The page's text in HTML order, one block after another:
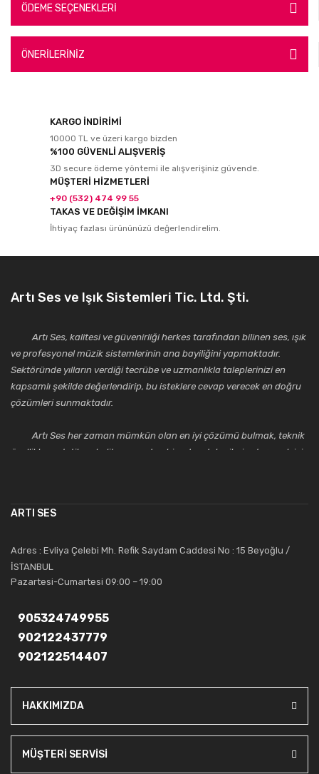
ÖDEME SEÇENEKLERİ
ÖNERİLERİNİZ
KARGO İNDİRİMİ
10000 TL ve üzeri kargo bizden
%100 GÜVENLİ ALIŞVERİŞ
3D secure ödeme yöntemi ile alışverişiniz güvende.
MÜŞTERİ HİZMETLERİ
+90 (532) 474 99 55
TAKAS VE DEĞİŞİM İMKANI
İhtiyaç fazlası ürününüzü değerlendirelim.
Artı Ses ve Işık Sistemleri Tic. Ltd. Şti.
Artı Ses, kalitesi ve güvenirliği herkes tarafından bilinen ses, ışık
ve profesyonel müzik sistemlerinin ana bayiliğini yapmaktadır.
Sektöründe yılların verdiği tecrübe ve uzmanlıkla taleplerinizi en
kapsamlı şekilde değerlendirip, bu isteklere cevap verecek en doğru
çözümleri sunmaktadır.
Artı Ses her zaman mümkün olan en iyi çözümü bulmak, teknik
özellikler, estetik ve kalite açısından bir adım daha ileriye taşımak için
saygıdeğer yerini kazanmıştır.
Artı Ses, güler yüzü ve deneyimi ile bu gün ve gelecekte
güvenebileceğiniz bir tercihtir.
ARTI SES
Adres : Evliya Çelebi Mh. Refik Saydam Caddesi No : 15 Beyoğlu /
İSTANBUL
Pazartesi-Cumartesi 09:00 – 19:00
905324749955
902122437779
902122514407
HAKKIMIZDA
MÜŞTERİ SERVİSİ